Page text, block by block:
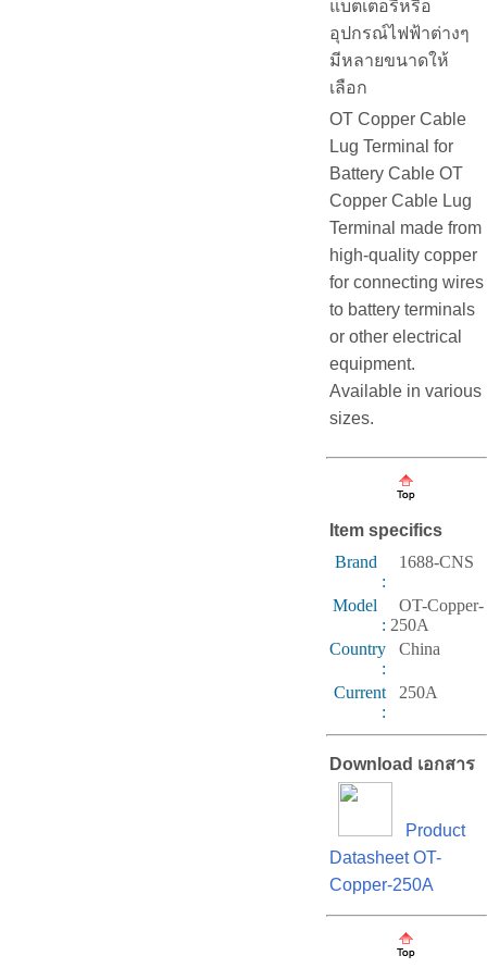
แบตเตอรี่หรือ
อุปกรณ์ไฟฟ้าต่างๆ
มีหลายขนาดให้
เลือก
OT Copper Cable
Lug Terminal for
Battery Cable OT
Copper Cable Lug
Terminal made from
high-quality copper
for connecting wires
to battery terminals
or other electrical
equipment.
Available in various
sizes.
Item specifics
Brand
:
1688-CNS
Model
:
OT-Copper-
250A
Country
:
China
Current
:
250A
Download เอกสาร
Product
Datasheet OT-
Copper-250A